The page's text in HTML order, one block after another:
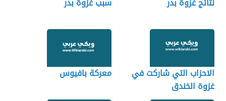
الاحزاب التي شاركت في
غزوة الخندق
معركة بافيوس